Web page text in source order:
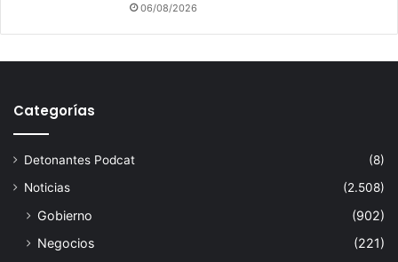
06/08/2026
Categorías
Detonantes Podcat
(8)
Noticias
(2.508)
Gobierno
(902)
Negocios
(221)